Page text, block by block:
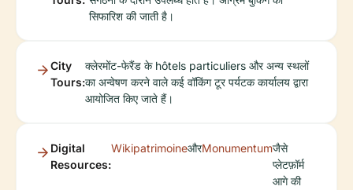
सिफारिश की जाती है।
City
Tours:
क्लेरमोंट-फेरैंड के hôtels particuliers और अन्य स्थलों
का अन्वेषण करने वाले कई वॉकिंग टूर पर्यटक कार्यालय द्वारा
आयोजित किए जाते हैं।
Digital
Resources:
WikipatrimoineऔरMonumentumजैसे
प्लेटफ़ॉर्म
आगे की